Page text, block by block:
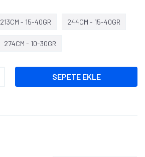
213CM - 15-40GR 244CM - 15-40GR
274CM - 10-30GR
SEPETE EKLE